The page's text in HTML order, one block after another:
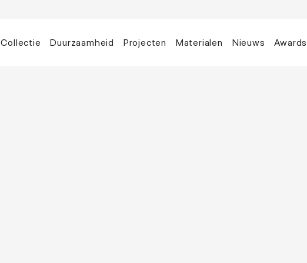
Collectie Duurzaamheid Projecten Materialen Nieuws Awards